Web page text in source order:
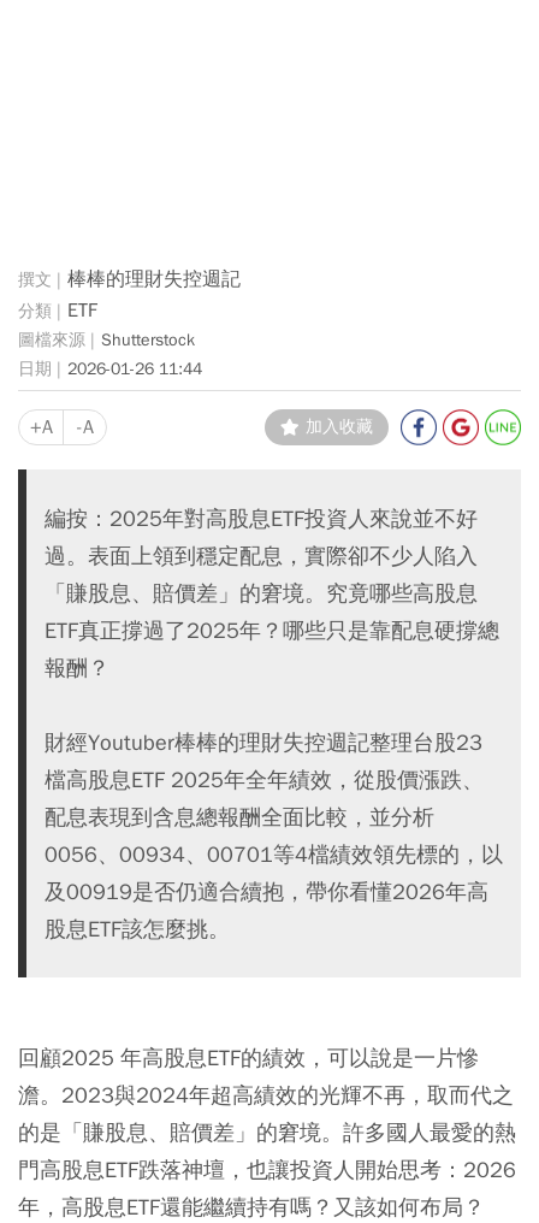
棒棒的理財失控週記
ETF
Shutterstock
2026-01-26 11:44
+A -A 加入收藏
編按：2025年對高股息ETF投資人來說並不好
過。表面上領到穩定配息，實際卻不少人陷入
「賺股息、賠價差」的窘境。究竟哪些高股息
ETF真正撐過了2025年？哪些只是靠配息硬撐總
報酬？
財經Youtuber棒棒的理財失控週記整理台股23
檔高股息ETF 2025年全年績效，從股價漲跌、
配息表現到含息總報酬全面比較，並分析
0056、00934、00701等4檔績效領先標的，以
及00919是否仍適合續抱，帶你看懂2026年高
股息ETF該怎麼挑。
回顧2025 年高股息ETF的績效，可以說是一片慘
澹。2023與2024年超高績效的光輝不再，取而代之
的是「賺股息、賠價差」的窘境。許多國人最愛的熱
門高股息ETF跌落神壇，也讓投資人開始思考：2026
年，高股息ETF還能繼續持有嗎？又該如何布局？